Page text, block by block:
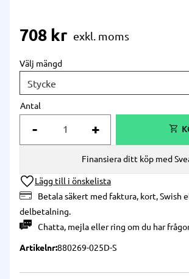
708 kr
Välj mängd
Antal
+
-
Lägg till i önskelista
Betala säkert med faktura, kort, Swish
delbetalning.
Chatta, mejlaellerring om du har
Finansiera ditt köp med
Artikelnr880269-025D-S